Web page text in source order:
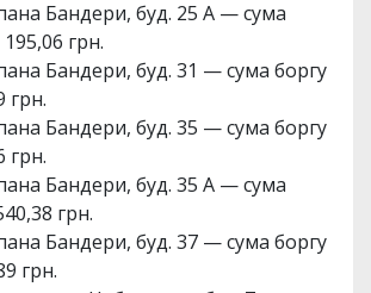
Бандери, буд. 25 А — сума
грн.
Бандери, буд. 31 — сума боргу
грн.
Бандери, буд. 35 — сума боргу
грн.
Бандери, буд. 35 А — сума
грн.
Бандери, буд. 37 — сума боргу
грн.